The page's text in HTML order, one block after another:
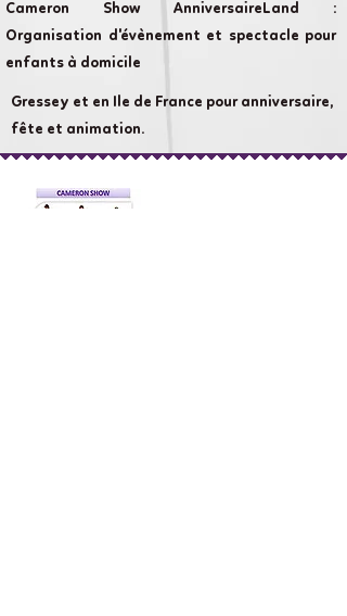
Cameron Show AnniversaireLand :
Organisation d'évènement et spectacle pour
enfants à domicile
Gressey et en Ile de France pour anniversaire,
fête et animation.